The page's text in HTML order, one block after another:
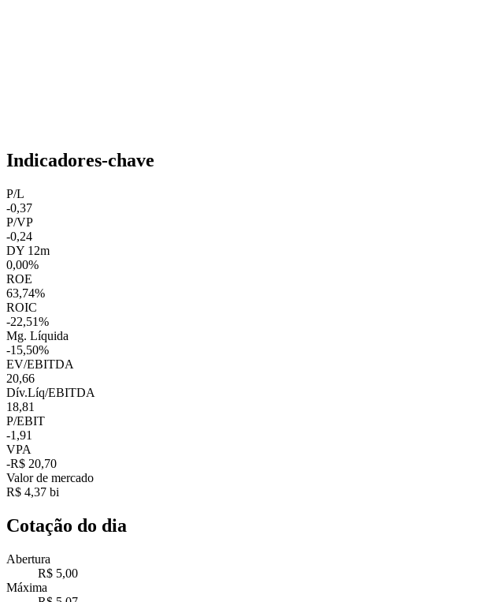
Indicadores-chave
P/L
-0,37
P/VP
-0,24
DY 12m
0,00%
ROE
63,74%
ROIC
-22,51%
Mg. Líquida
-15,50%
EV/EBITDA
20,66
Dív.Líq/EBITDA
18,81
P/EBIT
-1,91
VPA
-R$ 20,70
Valor de mercado
R$ 4,37 bi
Cotação do dia
Abertura
R$ 5,00
Máxima